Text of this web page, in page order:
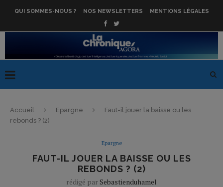
QUI SOMMES-NOUS ? NOS NEWSLETTERS MENTIONS LÉGALES
Accueil Epargne
Faut-il jouer la baisse ou les
rebonds ? (2)
Epargne
FAUT-IL JOUER LA BAISSE OU LES
REBONDS ? (2)
rédigé par Sebastienduhamel